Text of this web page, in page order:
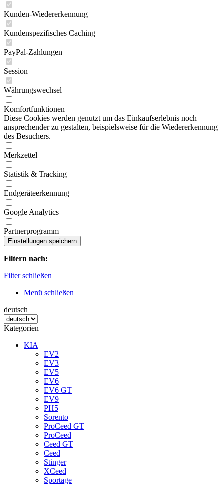
Kunden-Wiedererkennung
Kundenspezifisches Caching
PayPal-Zahlungen
Session
Währungswechsel
Komfortfunktionen
Diese Cookies werden genutzt um das Einkaufserlebnis noch
ansprechender zu gestalten, beispielsweise für die Wiedererkennung
des Besuchers.
Merkzettel
Statistik & Tracking
Endgeräteerkennung
Google Analytics
Partnerprogramm
Filtern nach:
Filter schließen
Menü schließen
deutsch
Kategorien
KIA
EV2
EV3
EV5
EV6
EV6 GT
EV9
PH5
Sorento
ProCeed GT
ProCeed
Ceed GT
Ceed
Stinger
XCeed
Sportage